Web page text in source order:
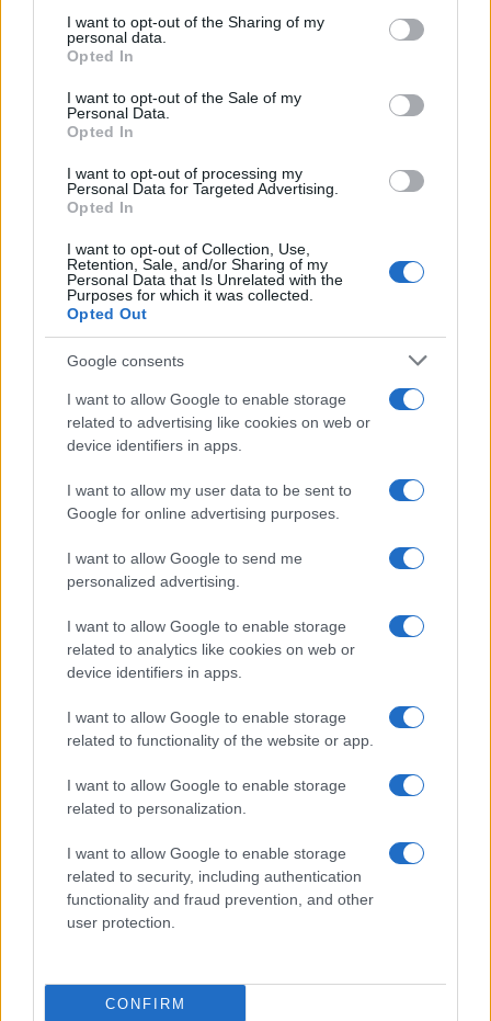
disclose it to other third parties.
Please note that this website/app uses one or more Google
services and may gather and store information including but
not limited to your visit or usage behaviour. You may click to
grant or deny consent to Google and its third-party tags to
consent section.
I want to opt-out of the Sharing of my
personal data.
Opted In
I want to opt-out of the Sale of my
Personal Data.
Opted In
I want to opt-out of processing my
Personal Data for Targeted Advertising.
Opted In
I want to opt-out of Collection, Use,
Retention, Sale, and/or Sharing of my
Personal Data that Is Unrelated with the
Purposes for which it was collected.
Opted Out
Google consents
I want to allow Google to enable storage
related to advertising like cookies on web or
device identifiers in apps.
I want to allow my user data to be sent to
Google for online advertising purposes.
I want to allow Google to send me
personalized advertising.
I want to allow Google to enable storage
related to analytics like cookies on web or
device identifiers in apps.
I want to allow Google to enable storage
related to functionality of the website or app.
I want to allow Google to enable storage
related to personalization.
I want to allow Google to enable storage
related to security, including authentication
functionality and fraud prevention, and other
user protection.
CONFIRM